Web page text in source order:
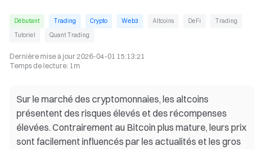
Débutant Trading Crypto Web3 Altcoins DeFi
Trading
Tutoriel
Quant Trading
Dernière mise à jour2026-04-01 15:13:21
Temps de lecture: 1m
Sur le marché des cryptomonnaies, les altcoins
présentent des risques élevés et des récompenses
élevées. Contrairement au Bitcoin plus mature, leurs prix
sont facilement influencés par les actualités et les gros